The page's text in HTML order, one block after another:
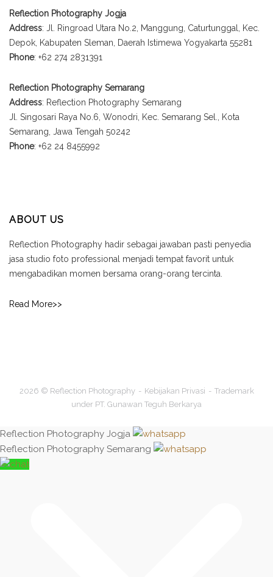
Reflection Photography Jogja
Address: Jl. Ringroad Utara No.2, Manggung, Caturtunggal, Kec.
Depok, Kabupaten Sleman, Daerah Istimewa Yogyakarta 55281
Phone: +62 274 2831391
Reflection Photography Semarang
Address: Reflection Photography Semarang
Jl. Singosari Raya No.6, Wonodri, Kec. Semarang Sel., Kota
Semarang, Jawa Tengah 50242
Phone: +62 24 8455992
ABOUT US
Reflection Photography hadir sebagai jawaban pasti penyedia
jasa studio foto professional menjadi tempat favorit untuk
mengabadikan momen bersama orang-orang tercinta.
Read More>>
2026 © Reflection Photography Kebijakan Privasi
Trademark
under PT. Gunawan Teguh Berkarya
Reflection Photography Jogja
Reflection Photography Semarang